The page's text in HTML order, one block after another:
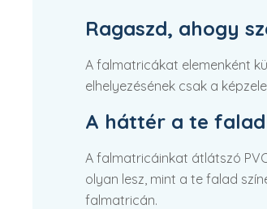
Ragaszd, ahogy
A falmatricákat elemenként
elhelyezésének csak a
A háttér a te falad
A falmatricáinkat átlátszó
olyan lesz, mint a te falad
falmatricán.